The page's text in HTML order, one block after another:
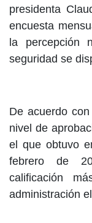
presidenta
encuesta
la percepción
seguridad se
De acuerdo
nivel de
el que obtuvo
febrero de
calificación
administración